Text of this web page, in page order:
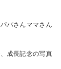
パさんママさん
成長記念の写真